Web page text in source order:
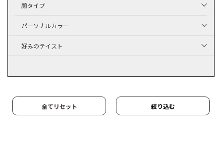
顔タイプ
パーソナルカラー
好みのテイスト
全てリセット 絞り込む